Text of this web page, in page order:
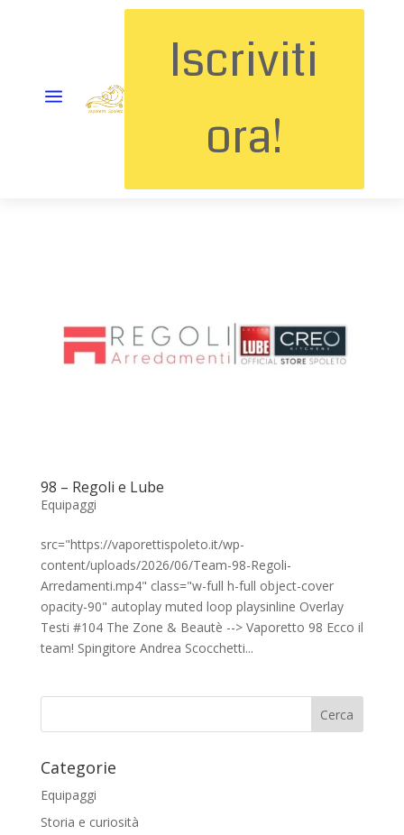
a
Iscriviti
ora!
98 – Regoli e Lube
Equipaggi
src="https://vaporettispoleto.it/wp-
content/uploads/2026/06/Team-98-Regoli-
Arredamenti.mp4" class="w-full h-full object-cover
opacity-90" autoplay muted loop playsinline Overlay
Testi #104 The Zone & Beautè --> Vaporetto 98 Ecco il
team! Spingitore Andrea Scocchetti...
Cerca
Categorie
Equipaggi
Storia e curiosità